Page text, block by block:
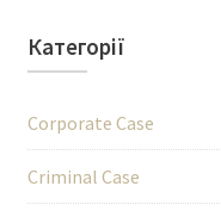
Категорії
Corporate Case
Criminal Case